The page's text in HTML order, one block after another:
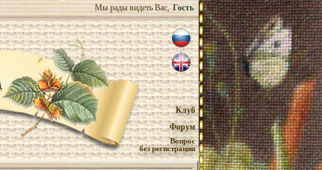
Мы рады видеть Вас, Гость
Клуб
Форум
Вопрос
без регистрации